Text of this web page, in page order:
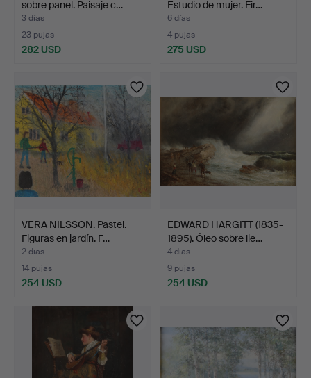
sobre panel. Paisaje c…
3 días
23 pujas
282 USD
Estudio de mujer. Fir…
6 días
4 pujas
275 USD
VERA NILSSON. Pastel.
Figuras en jardín. F…
2 días
14 pujas
254 USD
EDWARD HARGITT (1835-
1895). Óleo sobre lie…
4 días
9 pujas
254 USD